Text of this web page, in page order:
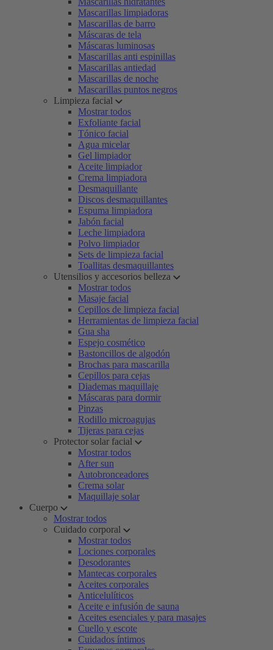
Mascarillas limpiadoras
Mascarillas de barro
Máscaras de tela
Máscaras luminosas
Mascarillas anti espinillas
Mascarillas antiedad
Mascarillas de noche
Mascarillas puntos negros
Limpieza facial
Mostrar todos
Exfoliante facial
Tónico facial
Agua micelar
Gel limpiador
Aceite limpiador
Crema limpiadora
Desmaquillante
Discos desmaquillantes
Espuma limpiadora
Jabón facial
Leche limpiadora
Polvo limpiador
Sets de limpieza facial
Toallitas desmaquillantes
Utensilios y accesorios belleza
Mostrar todos
Masaje facial
Cepillos de limpieza facial
Herramientas de limpieza facial
Gua sha
Espejo cosmético
Bastoncillos de algodón
Brochas para mascarilla
Cepillos para cejas
Diademas maquillaje
Máscaras para dormir
Pinzas
Rodillo microagujas
Tijeras para cejas
Protector solar facial
Mostrar todos
After sun
Autobronceadores
Crema solar
Maquillaje solar
Cuerpo
Mostrar todos
Cuidado corporal
Mostrar todos
Lociones corporales
Desodorantes
Mantecas corporales
Aceites corporales
Anticelulíticos
Aceite e infusión de sauna
Aceites esenciales y para masajes
Cuello y escote
Cuidados íntimos